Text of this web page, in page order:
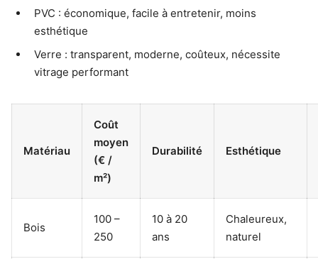
PVC : économique, facile à entretenir, moins
esthétique
Verre : transparent, moderne, coûteux, nécessite
vitrage performant
Matériau
Coût
moyen
(€ /
m²)
Durabilité Esthétique
Bois
100 –
250
10 à 20
ans
Chaleureux,
naturel